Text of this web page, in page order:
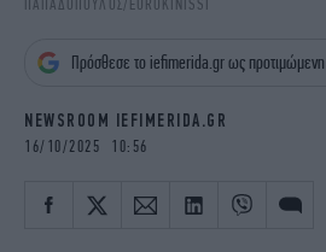
iBOOKS
OSCARS
NEWSLETTER
ΠΑΠΑΔΟΠΟΥΛΟΣ/EUROKINISSI
Πρόσθεσε το iefimerida.gr ως
NEWSROOM IEFIMERIDA.GR
16/10/2025 10:56